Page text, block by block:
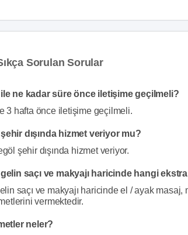
Sorulan Sorular
ne kadar süre önce iletişime geçilmeli?
3 hafta önce iletişime geçilmeli.
dışında hizmet veriyor mu?
şehir dışında hizmet veriyor.
saçı ve makyajı haricinde hangi
saçı ve makyajı haricinde el / ayak masaj,
vermektedir.
neler?